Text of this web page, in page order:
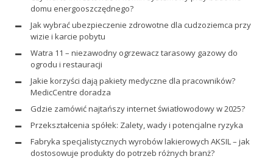
domu energooszczędnego?
Jak wybrać ubezpieczenie zdrowotne dla cudzoziemca przy
wizie i karcie pobytu
Watra 11 – niezawodny ogrzewacz tarasowy gazowy do
ogrodu i restauracji
Jakie korzyści dają pakiety medyczne dla pracowników?
MedicCentre doradza
Gdzie zamówić najtańszy internet światłowodowy w 2025?
Przekształcenia spółek: Zalety, wady i potencjalne ryzyka
Fabryka specjalistycznych wyrobów lakierowych AKSIL – jak
dostosowuje produkty do potrzeb różnych branż?